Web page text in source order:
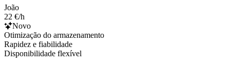
João
22 €/h
Novo
Otimização do armazenamento
Rapidez e fiabilidade
Disponibilidade flexível